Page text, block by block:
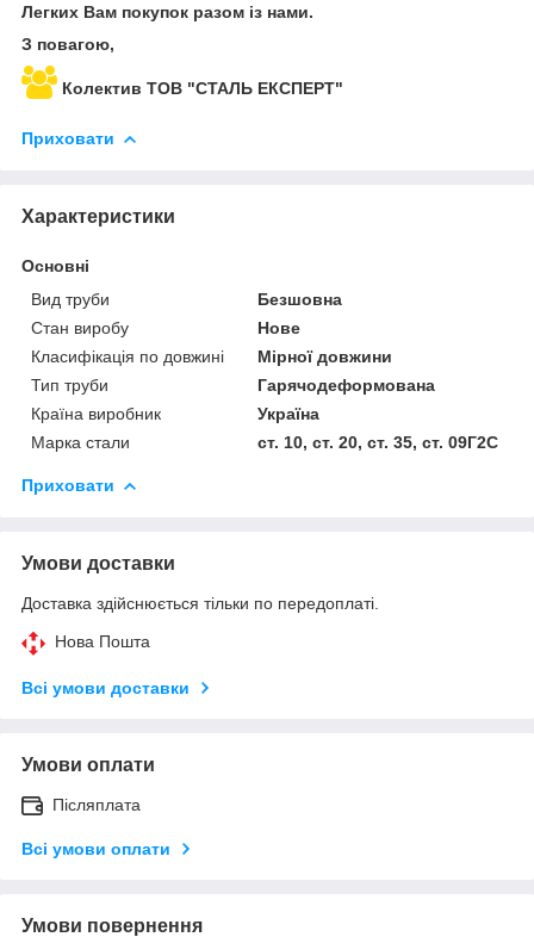
Легких Вам покупок разом із нами.
З повагою,
Колектив ТОВ "СТАЛЬ ЕКСПЕРТ"
Приховати
Характеристики
Основні
Вид труби
Безшовна
Стан виробу
Нове
Класифікація по довжині
Мірної довжини
Тип труби
Гарячодеформована
Країна виробник
Україна
Марка стали
ст. 10, ст. 20, ст. 35, ст. 09Г2С
Приховати
Умови доставки
Доставка здійснюється тільки по передоплаті.
Нова Пошта
Всі умови доставки
Умови оплати
Післяплата
Всі умови оплати
Умови повернення